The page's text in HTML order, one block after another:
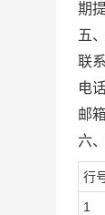
期
五
联
电
邮
六
行
1